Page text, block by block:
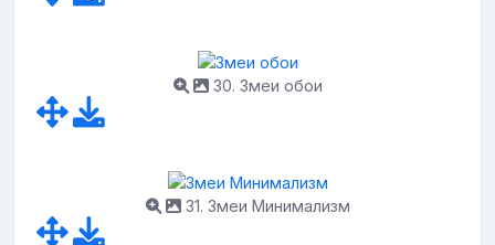
30. Змеи обои
31. Змеи Минимализм